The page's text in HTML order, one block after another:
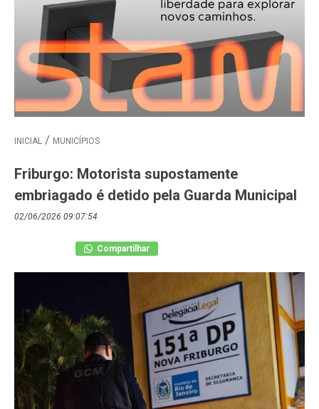
INICIAL MUNICÍPIOS
Friburgo: Motorista supostamente
embriagado é detido pela Guarda Municipal
02/06/2026 09:07:54
Compartilhar